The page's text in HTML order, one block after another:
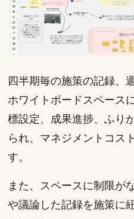
四半期毎の施策の記録、
ホワイトボードスペース
標設定、成果進捗、ふり
られ、マネジメントコス
す。
また、スペースに制限が
や議論した記録を施策に